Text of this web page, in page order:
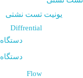
یونیت تست نشتی
Diffrential
دستگاه Differential B512
دستگاه Differential C512N
Flow